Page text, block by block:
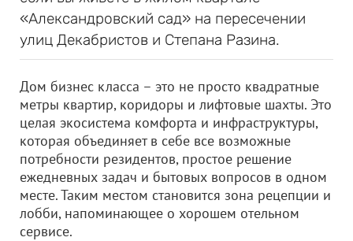
«Александровский сад» на пересечении
улиц Декабристов и Степана Разина.
Дом бизнес класса – это не просто квадратные
метры квартир, коридоры и лифтовые шахты. Это
целая экосистема комфорта и инфраструктуры,
которая объединяет в себе все возможные
потребности резидентов, простое решение
ежедневных задач и бытовых вопросов в одном
месте. Таким местом становится зона рецепции и
лобби, напоминающее о хорошем отельном
сервисе.